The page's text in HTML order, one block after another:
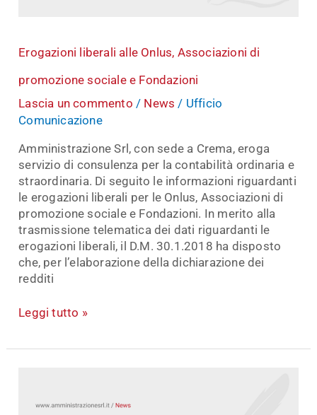
Erogazioni liberali alle Onlus, Associazioni di
promozione sociale e Fondazioni
Lascia un commento / News / Ufficio
Comunicazione
Amministrazione Srl, con sede a Crema, eroga
servizio di consulenza per la contabilità ordinaria e
straordinaria. Di seguito le informazioni riguardanti
le erogazioni liberali per le Onlus, Associazioni di
promozione sociale e Fondazioni. In merito alla
trasmissione telematica dei dati riguardanti le
erogazioni liberali, il D.M. 30.1.2018 ha disposto
che, per l’elaborazione della dichiarazione dei
redditi
Leggi tutto »
per